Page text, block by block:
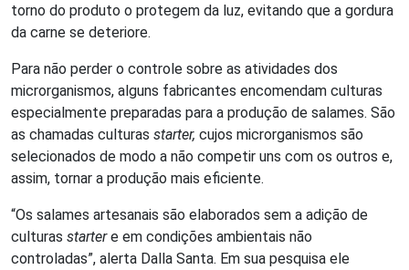
torno do produto o protegem da luz, evitando que a gordura
da carne se deteriore.
Para não perder o controle sobre as atividades dos
microrganismos, alguns fabricantes encomendam culturas
especialmente preparadas para a produção de salames. São
as chamadas culturas starter, cujos microrganismos são
selecionados de modo a não competir uns com os outros e,
assim, tornar a produção mais eficiente.
“Os salames artesanais são elaborados sem a adição de
culturas startere em condições ambientais não
controladas”, alerta Dalla Santa. Em sua pesquisa ele